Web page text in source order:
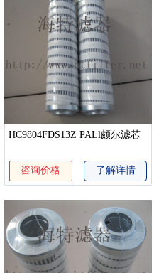
HC9804FDS13Z PALl颇尔滤芯
咨询价格 了解详情